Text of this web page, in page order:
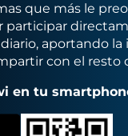
que más le
participar
aportando la
con el resto
en tu